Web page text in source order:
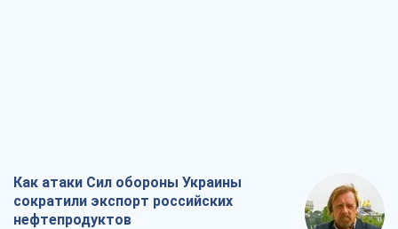
Как атаки Сил обороны Украины
сократили экспорт российских
нефтепродуктов